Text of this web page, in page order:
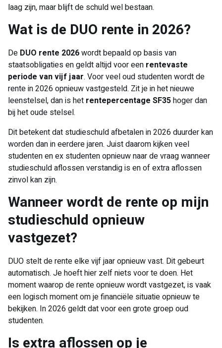
laag zijn, maar blijft de schuld wel bestaan.
Wat is de DUO rente in 2026?
De DUO rente 2026wordt bepaald op basis van
staatsobligaties en geldt altijd voor een rentevaste
periode van vijf jaar. Voor veel oud studenten wordt de
rente in 2026 opnieuw vastgesteld. Zit je in het nieuwe
leenstelsel, dan is het rentepercentage SF35hoger dan
bij het oude stelsel.
Dit betekent dat studieschuld afbetalen in 2026 duurder kan
worden dan in eerdere jaren. Juist daarom kijken veel
studenten en ex studenten opnieuw naar de vraag wanneer
studieschuld aflossen verstandig is en of extra aflossen
zinvol kan zijn.
Wanneer wordt de rente op mijn
studieschuld opnieuw
vastgezet?
DUO stelt de rente elke vijf jaar opnieuw vast. Dit gebeurt
automatisch. Je hoeft hier zelf niets voor te doen. Het
moment waarop de rente opnieuw wordt vastgezet, is vaak
een logisch moment om je financiële situatie opnieuw te
bekijken. In 2026 geldt dat voor een grote groep oud
studenten.
Is extra aflossen op je